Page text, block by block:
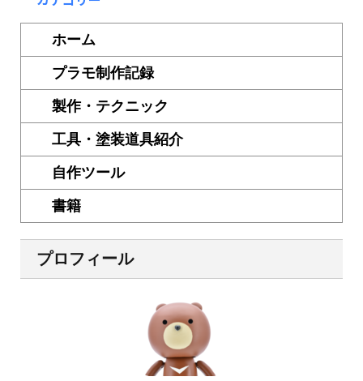
ホーム
プラモ制作記録
製作・テクニック
工具・塗装道具紹介
自作ツール
書籍
プロフィール